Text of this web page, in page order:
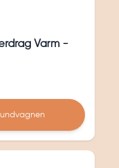
Varm -